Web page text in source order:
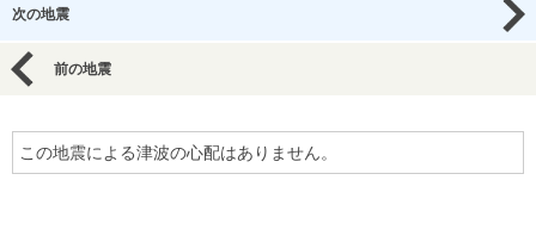
次の地震
前の地震
この地震による津波の心配はありません。